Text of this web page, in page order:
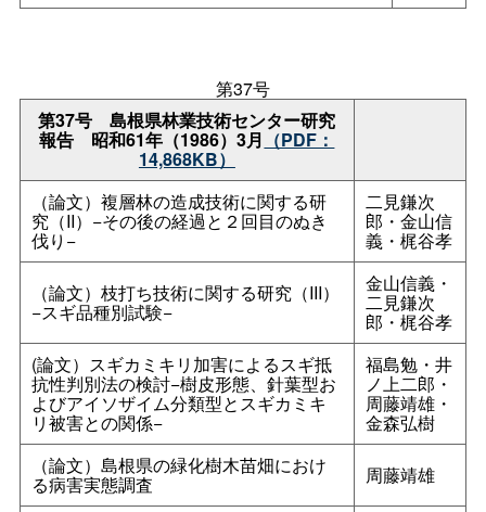
第37号
第37号島根県林業技術センター研究
報告 昭和61年（1986）3月 （PDF：
14,868KB）
（論文）複層林の造成技術に関する研
究（II）−その後の経過と２回目のぬき
伐り−
二見鎌次
郎・金山信
義・梶谷孝
（論文）枝打ち技術に関する研究（III）
−スギ品種別試験−
金山信義・
二見鎌次
郎・梶谷孝
(論文）スギカミキリ加害によるスギ抵
抗性判別法の検討−樹皮形態、針葉型お
よびアイソザイム分類型とスギカミキ
リ被害との関係−
福島勉・井
ノ上二郎・
周藤靖雄・
金森弘樹
（論文）島根県の緑化樹木苗畑におけ
る病害実態調査 周藤靖雄